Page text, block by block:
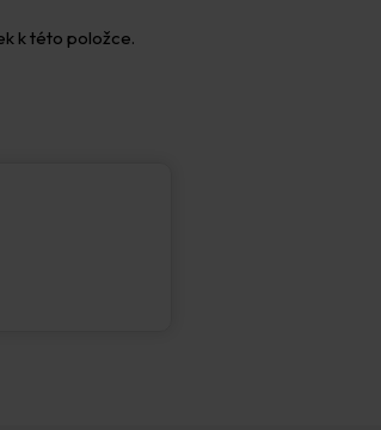
k této položce.